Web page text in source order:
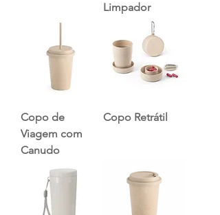
Limpador
Copo de
Viagem com
Canudo
Copo Retrátil